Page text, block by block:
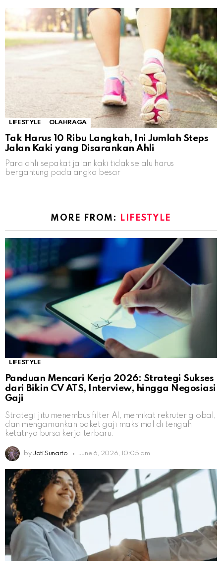
LIFESTYLE OLAHRAGA
Tak Harus 10 Ribu Langkah, Ini Jumlah Steps
Jalan Kaki yang Disarankan Ahli
Para ahli sepakat jalan kaki tidak selalu harus
bergantung pada angka besar
MORE FROM: LIFESTYLE
LIFESTYLE
Panduan Mencari Kerja 2026: Strategi Sukses
dari Bikin CV ATS, Interview, hingga Negosiasi
Gaji
Strategi jitu menembus filter AI, memikat rekruter global,
dan mengamankan paket gaji maksimal di tengah
ketatnya bursa kerja terbaru.
by Jati Sunarto June 6, 2026, 10:05 am